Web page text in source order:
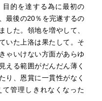
的を達する為に最初の
最後の20％を完遂するの
した。領地を増やして、
いた上洛は果たして。そ
ゃいけない方面があらゆ
える範囲がだんだん薄く
り、恩賞に一貫性がなく
管理しきれなくなった